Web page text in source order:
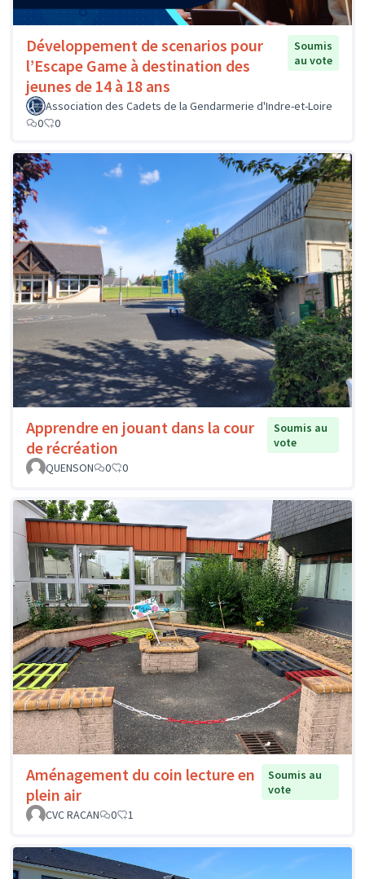
Développement de scenarios pour
l’Escape Game à destination des
jeunes de 14 à 18 ans
Soumis
au vote
Association des Cadets de la Gendarmerie d'Indre-et-Loire
0
0
Apprendre en jouant dans la cour
de récréation
Soumis au
vote
QUENSON
0 0
Aménagement du coin lecture en
plein air
Soumis au
vote
CVC RACAN
0 1